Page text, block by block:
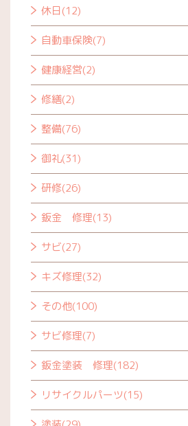
休日(12)
自動車保険(7)
健康経営(2)
修繕(2)
整備(76)
御礼(31)
研修(26)
鈑金 修理(13)
サビ(27)
キズ修理(32)
その他(100)
サビ修理(7)
鈑金塗装 修理(182)
リサイクルパーツ(15)